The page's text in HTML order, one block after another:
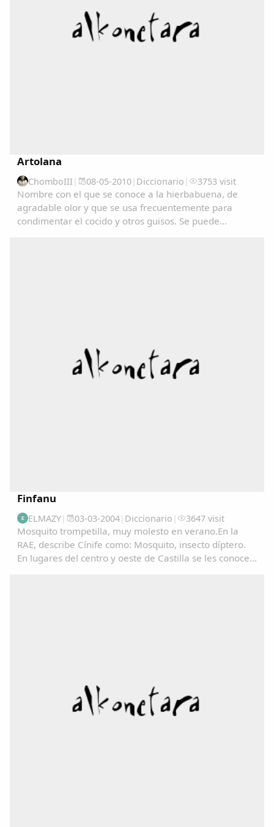
Artolana
ChomboIII | 08-05-2010| Diccionario | 3753 visit
Nombre con el que se conoce a la hierbabuena, de
agradable olor y que se usa frecuentemente para
condimentar el cocido y otros guisos. Se puede
Finfanu
E ELMAZY| 03-03-2004| Diccionario | 3647 visit
Mosquito trompetilla, muy molesto en verano.En la
RAE, describe Cínife como: Mosquito, insecto díptero.
En lugares del centro y oeste de Castilla se les conoce
Comparte
Compartir en Facebook